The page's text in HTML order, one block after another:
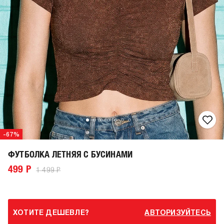
-67%
ФУТБОЛКА ЛЕТНЯЯ С БУСИНАМИ
499 Р 1 499 Р
ХОТИТЕ ДЕШЕВЛЕ? АВТОРИЗУЙТЕСЬ